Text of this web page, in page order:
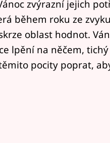
zvýrazní jejich
během roku ze
oblast hodnot.
lpění na něčem,
pocity poprat,